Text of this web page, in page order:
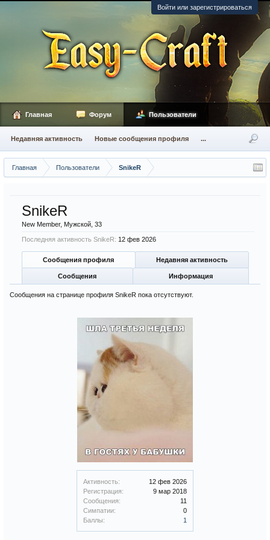
Войти или зарегистрироваться
Главная Пользователи SnikeR
Активность:
12 фев 2026
Регистрация:
9 мар 2018
Сообщения:
11
Симпатии:
0
Баллы:
1
SnikeR
New Member, Мужской, 33
Последняя активность SnikeR: 12 фев 2026
Сообщения профиля Недавняя активность
Сообщения Информация
Сообщения на странице профиля SnikeR пока отсутствуют.
Главная Форум Пользователи
Недавняя активность Новые сообщения профиля ...